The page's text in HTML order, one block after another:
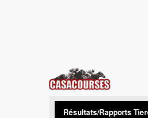
CasaCourses
Résultats/Rapports